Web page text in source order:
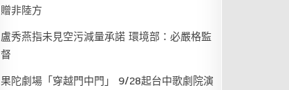
贈非陸方
盧秀燕指未見空污減量承諾 環境部：必嚴格監
督
果陀劇場「穿越門中門」 9/28起台中歌劇院演